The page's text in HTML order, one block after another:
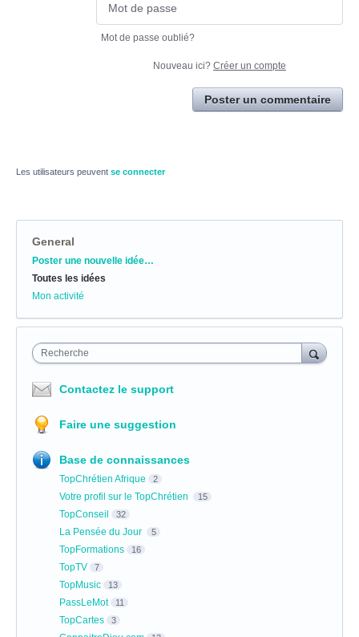
Mot de passe oublié?
Nouveau ici? Créer un compte
Poster un commentaire
Les utilisateurs peuvent se connecter
General
Catégories
Poster une nouvelle idée…
Toutes les idées
Mon activité
Recherche
Contactez le support
Faire une suggestion
Base de connaissances
TopChrétien Afrique 2
Votre profil sur le TopChrétien 15
TopConseil 32
La Pensée du Jour 5
TopFormations 16
TopTV 7
TopMusic 13
PassLeMot 11
TopCartes 3